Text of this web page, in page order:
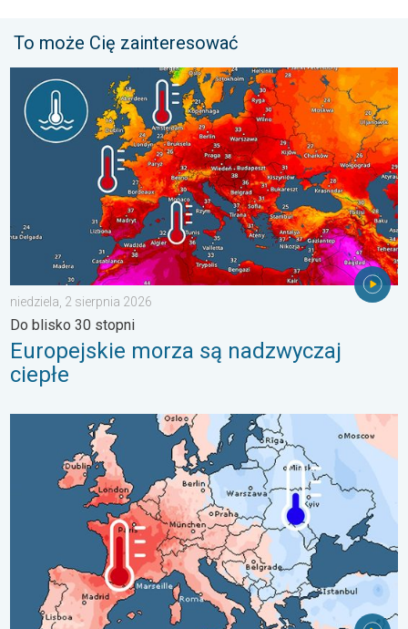
To może Cię zainteresować
Europejskie morza są nadzwyczaj ciepłe. Do blisko 30
niedziela, 2 sierpnia 2026
Do blisko 30 stopni
Europejskie morza są nadzwyczaj
ciepłe
Lipiec pełen pogodowych kontrastów. Podsumowanie